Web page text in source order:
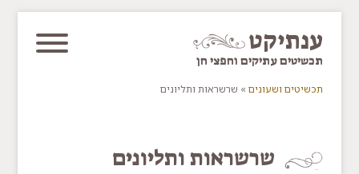
ענתיקט
תכשיטים עתיקים וחפצי חן
תכשיטים ושעונים » שרשראות ותליונים
שרשראות ותליונים